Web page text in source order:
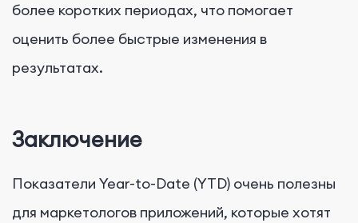
более коротких периодах, что помогает
оценить более быстрые изменения в
результатах.
Заключение
Показатели Year-to-Date (YTD) очень полезны
для маркетологов приложений, которые хотят